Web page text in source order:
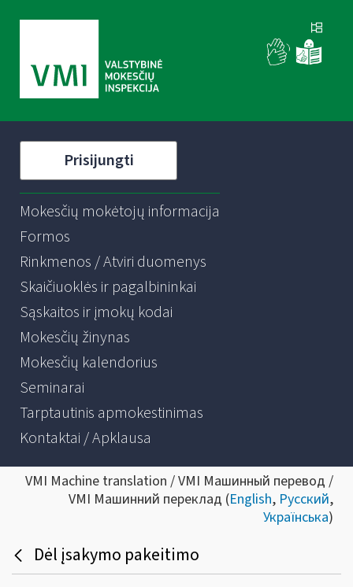
Prisijungti
Mokesčių mokėtojų informacija
Formos
Rinkmenos / Atviri duomenys
Skaičiuoklės ir pagalbininkai
Sąskaitos ir įmokų kodai
Mokesčių žinynas
Mokesčių kalendorius
Seminarai
Tarptautinis apmokestinimas
Kontaktai / Apklausa
VMI Machine translation / VMI Машинный перевод /
VMI Машинний переклад (English, Русский,
Українська)
Dėl įsakymo pakeitimo